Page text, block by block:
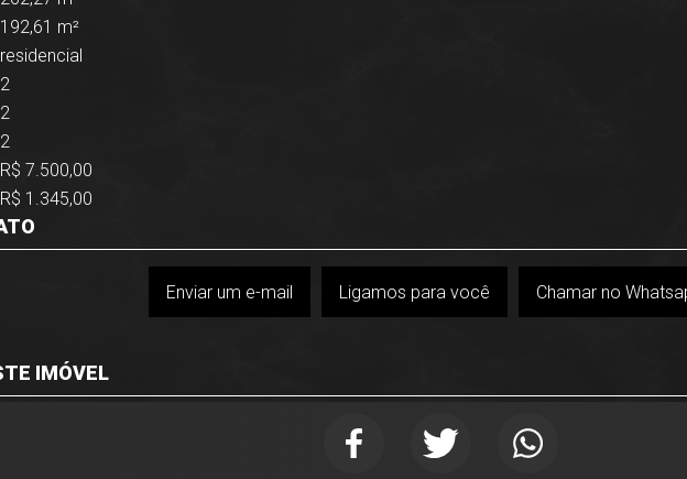
192,61 m²
residencial
2
2
2
R$ 7.500,00
R$ 1.345,00
Enviar um e-mail Ligamos para você Chamar no
IMÓVEL